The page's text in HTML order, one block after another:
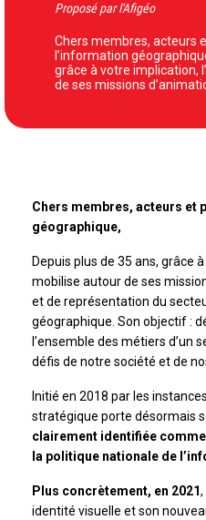
Proposé par l'Afigéo
Chers membres, acteurs
l’information
grâce à votre implication,
de ses missions
Chers membres, acteurs et
géographique,
Depuis plus de 35 ans, grâce
mobilise autour de ses
et de représentation du
géographique. Son objectif :
l’ensemble des métiers d’un
défis de notre société et de
Initié en 2018 par les
stratégique porte désormais
clairement identifiée
la politique nationale de
Plus concrètement, en 2021
identité visuelle et son